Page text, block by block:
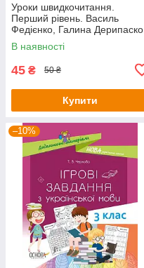
Уроки швидкочитання.
Перший рівень. Василь
Федієнко, Галина Дерипаско
В наявності
45 ₴ 50 ₴
Купити
–10%